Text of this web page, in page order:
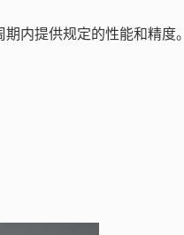
内提供规定的性能和精度。